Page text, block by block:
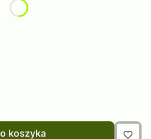
różnić się ceną
koszyka